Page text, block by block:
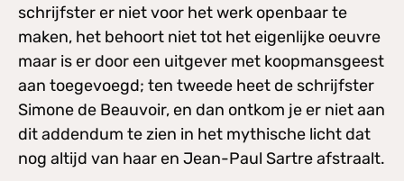
schrijfster er niet voor het werk openbaar te
maken, het behoort niet tot het eigenlijke oeuvre
maar is er door een uitgever met koopmansgeest
aan toegevoegd; ten tweede heet de schrijfster
Simone de Beauvoir, en dan ontkom je er niet aan
dit addendum te zien in het mythische licht dat
nog altijd van haar en Jean-Paul Sartre afstraalt.